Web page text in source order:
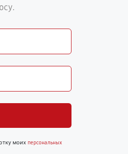
моих персональных